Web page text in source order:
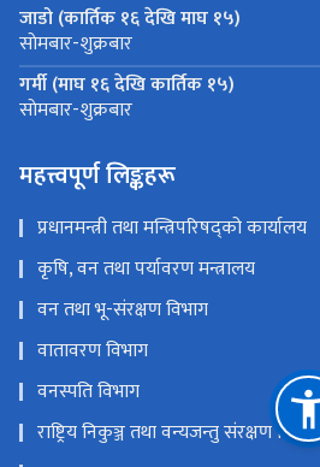
जाडो (कार्तिक १६ देखि माघ १५)
साेमबार-शुक्रबार
गर्मी (माघ १६ देखि कार्तिक १५)
साेमबार-शुक्रबार
महत्त्वपूर्ण लिङ्कहरू
प्रधानमन्त्री तथा मन्त्रिपरिषद्को कार्यालय
कृषि, वन तथा पर्यावरण मन्त्रालय
वन तथा भू-संरक्षण विभाग
वातावरण विभाग
वनस्पति विभाग
राष्ट्रिय निकुञ्ज तथा वन्यजन्तु संरक्षण विभाग